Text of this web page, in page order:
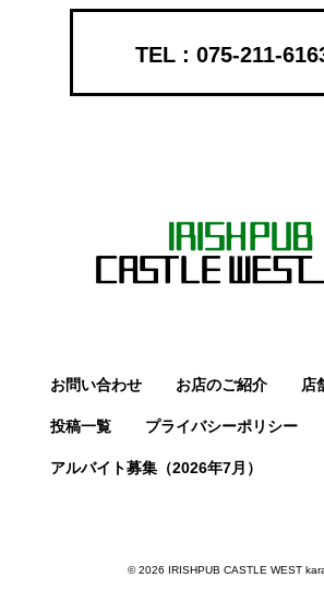
075-211-
お問い合わせ お店のご紹介 店
投稿一覧 プライバシーポリシー
アルバイト募集（2026年7月）
© 2026 IRISHPUB CASTLE WEST